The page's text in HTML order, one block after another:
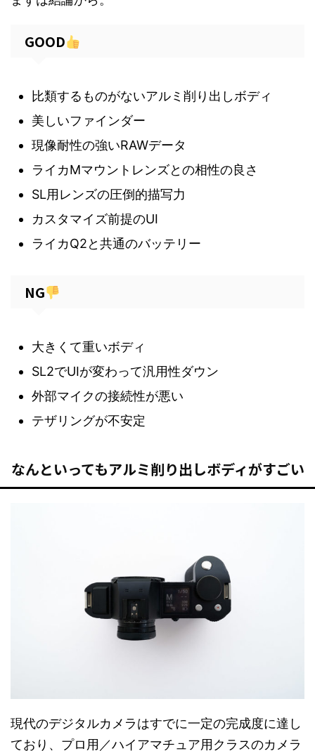
GOOD
比類するものがないアルミ削り出しボディ
美しいファインダー
現像耐性の強いRAWデータ
ライカMマウントレンズとの相性の良さ
SL用レンズの圧倒的描写力
カスタマイズ前提のUI
ライカQ2と共通のバッテリー
NG
大きくて重いボディ
SL2でUIが変わって汎用性ダウン
外部マイクの接続性が悪い
テザリングが不安定
なんといってもアルミ削り出しボディがすごい
現代のデジタルカメラはすでに一定の完成度に達し
ており、プロ用／ハイアマチュア用クラスのカメラ